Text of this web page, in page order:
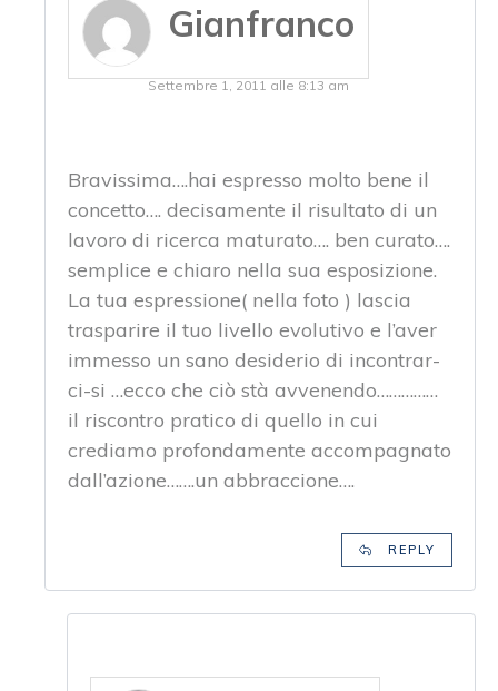
Gianfranco
Settembre 1, 2011 alle 8:13 am
Bravissima….hai espresso molto bene il
concetto…. decisamente il risultato di un
lavoro di ricerca maturato…. ben curato….
semplice e chiaro nella sua esposizione.
La tua espressione( nella foto ) lascia
trasparire il tuo livello evolutivo e l’aver
immesso un sano desiderio di incontrar-
ci-si …ecco che ciò stà avvenendo……………
il riscontro pratico di quello in cui
crediamo profondamente accompagnato
dall’azione…….un abbraccione….
REPLY